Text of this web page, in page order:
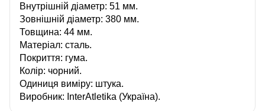
Внутрішній діаметр: 51 мм.
Зовнішній діаметр: 380 мм.
Товщина: 44 мм.
Матеріал: сталь.
Покриття: гума.
Колір: чорний.
Одиниця виміру: штука.
Виробник: InterAtletika (Україна).